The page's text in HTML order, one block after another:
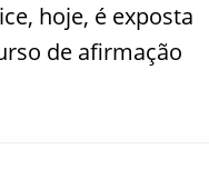
hoje, é exposta
de afirmação